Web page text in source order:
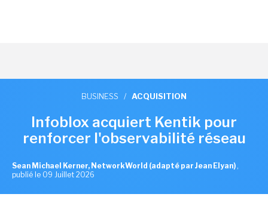
BUSINESS / ACQUISITION
Infoblox acquiert Kentik pour
renforcer l'observabilité réseau
Sean Michael Kerner, NetworkWorld (adapté par Jean Elyan) ,
publié le 09 Juillet 2026